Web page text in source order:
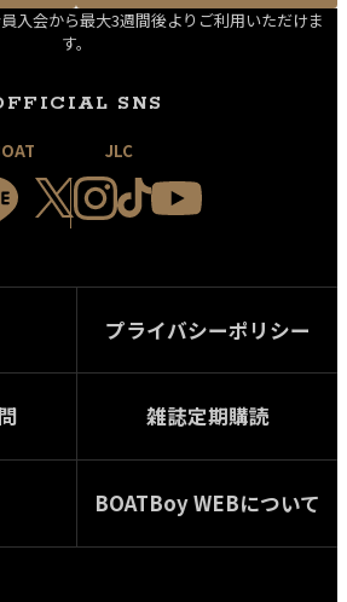
入会から最大3週間後よりご利用いただけま
す。
SNS
JLC
プライバシーポリシー
雑誌定期購読
BOATBoy WEBについて